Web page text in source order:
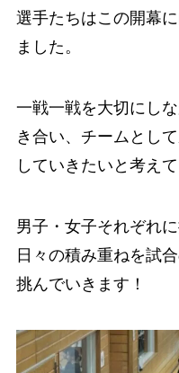
選手たちはこの開幕
ました。
一戦一戦を大切にし
き合い、チームとし
していきたいと考えて
男子・女子それぞれ
日々の積み重ねを試
挑んでいきます！